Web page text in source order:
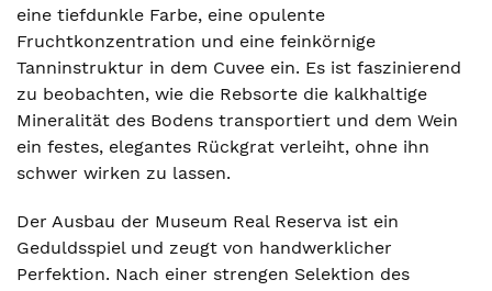
eine tiefdunkle Farbe, eine opulente
Fruchtkonzentration und eine feinkörnige
Tanninstruktur in dem Cuvee ein. Es ist faszinierend
zu beobachten, wie die Rebsorte die kalkhaltige
Mineralität des Bodens transportiert und dem Wein
ein festes, elegantes Rückgrat verleiht, ohne ihn
schwer wirken zu lassen.
Der Ausbau der Museum Real Reserva ist ein
Geduldsspiel und zeugt von handwerklicher
Perfektion. Nach einer strengen Selektion des